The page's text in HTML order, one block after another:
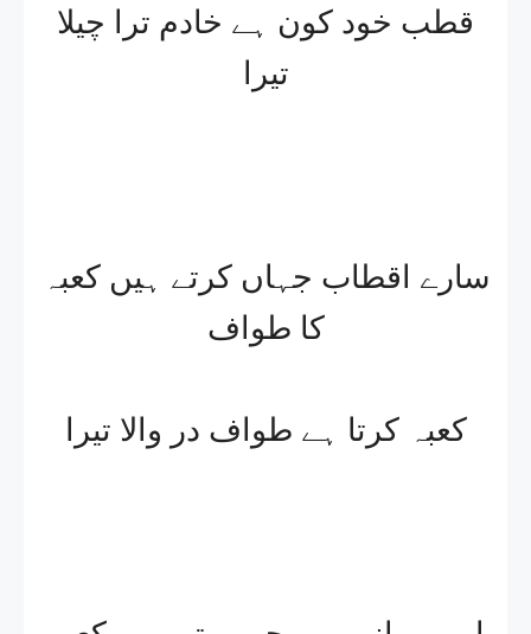
قطب خود کون ہے خادم ترا چیلا
تیرا
سارے اقطاب جہاں کرتے ہیں کعبہ
کا طواف
کعبہ کرتا ہے طواف در والا تیرا